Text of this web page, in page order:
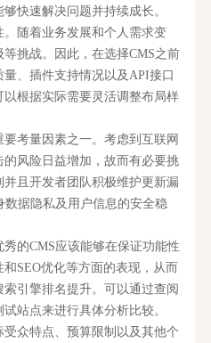
快速解决问题并持续成长。
随着业务发展和个人需求变
挑战。因此，在选择CMS之前
、插件支持情况以及API接口
根据实际需要灵活调整布局样
考量因素之一。考虑到互联网
风险日益增加，故而有必要挑
且开发者团队积极维护更新漏
数据隐私及用户信息的安全稳
的CMS应该能够在保证功能性
SEO优化等方面的表现，从而
引擎排名提升。可以通过查阅
站点来进行具体分析比较。
众特点、预算限制以及其他个